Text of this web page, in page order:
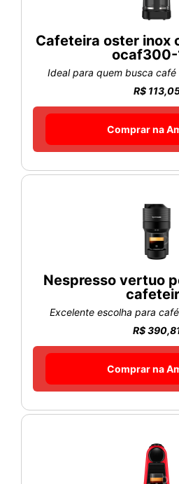
Cafeteira oster inox
ocaf300-
Ideal para quem busca
R$
Comprar na
Nespresso vertuo
Excelente escolha para
R$
Comprar na